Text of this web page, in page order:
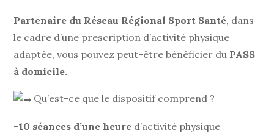
Partenaire du Réseau Régional Sport Santé, dans
le cadre d’une prescription d’activité physique
adaptée, vous pouvez peut-être bénéficier du PASS
à domicile.
Qu’est-ce que le dispositif comprend ?
–10 séances d’une heure d’activité physique